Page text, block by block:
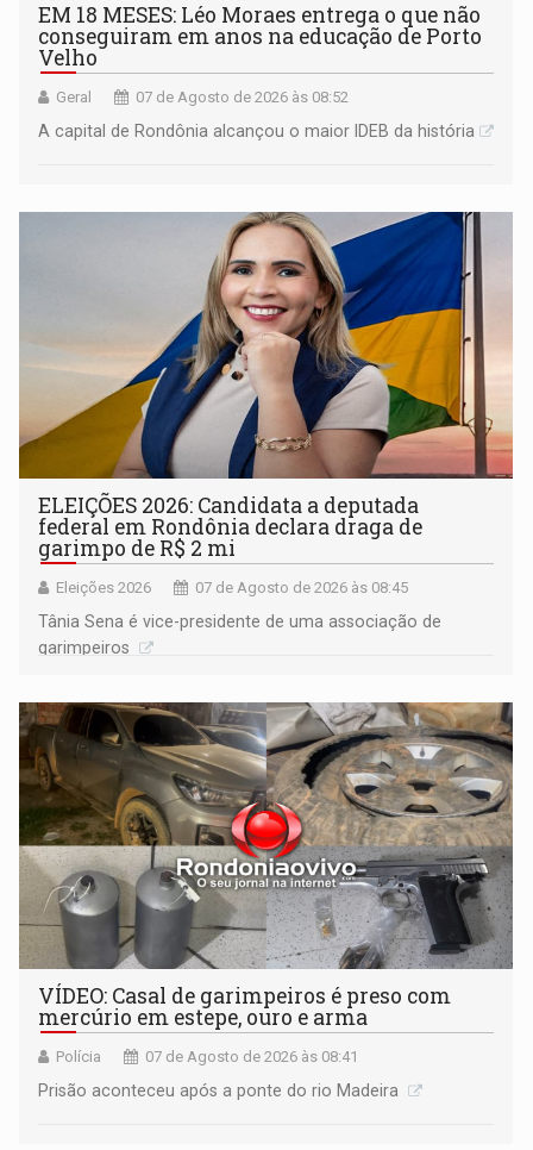
EM 18 MESES: Léo Moraes entrega o que não
conseguiram em anos na educação de Porto
Velho
Geral 07 de Agosto de 2026 às 08:52
A capital de Rondônia alcançou o maior IDEB da história
ELEIÇÕES 2026: Candidata a deputada
federal em Rondônia declara draga de
garimpo de R$ 2 mi
Eleições 2026 07 de Agosto de 2026 às 08:45
Tânia Sena é vice-presidente de uma associação de
garimpeiros
VÍDEO: Casal de garimpeiros é preso com
mercúrio em estepe, ouro e arma
Polícia 07 de Agosto de 2026 às 08:41
Prisão aconteceu após a ponte do rio Madeira